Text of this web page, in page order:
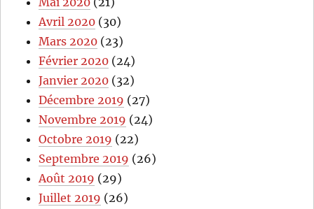
Avril 2020 (30)
Mars 2020 (23)
Février 2020 (24)
Janvier 2020 (32)
Décembre 2019 (27)
Novembre 2019 (24)
Octobre 2019 (22)
Septembre 2019 (26)
Août 2019 (29)
Juillet 2019 (26)